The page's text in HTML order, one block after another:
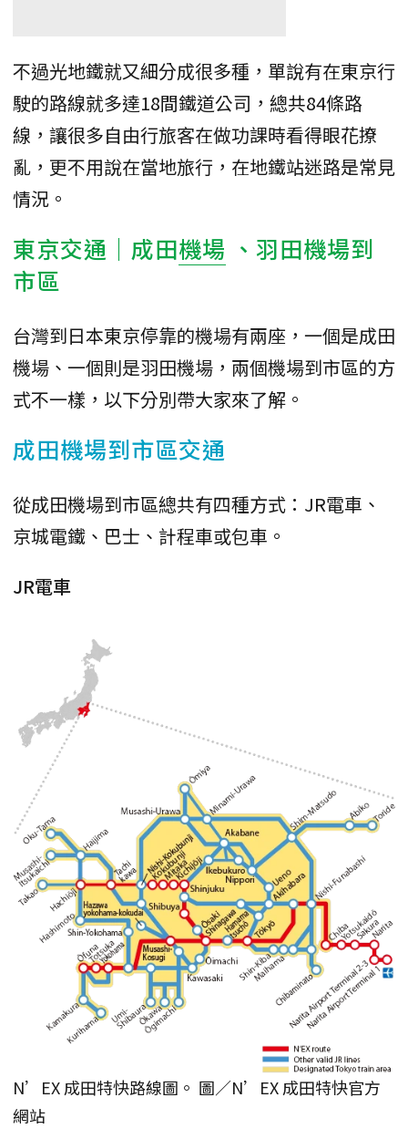
不過光地鐵就又細分成很多種，單說有在東京行
駛的路線就多達18間鐵道公司，總共84條路
線，讓很多自由行旅客在做功課時看得眼花撩
亂，更不用說在當地旅行，在地鐵站迷路是常見
情況。
東京交通｜成田機場 、羽田機場到
市區
台灣到日本東京停靠的機場有兩座，一個是成田
機場、一個則是羽田機場，兩個機場到市區的方
式不一樣，以下分別帶大家來了解。
成田機場到市區交通
從成田機場到市區總共有四種方式：JR電車、
京城電鐵、巴士、計程車或包車。
JR電車
N’EX 成田特快路線圖。 圖／N’EX 成田特快官方
網站